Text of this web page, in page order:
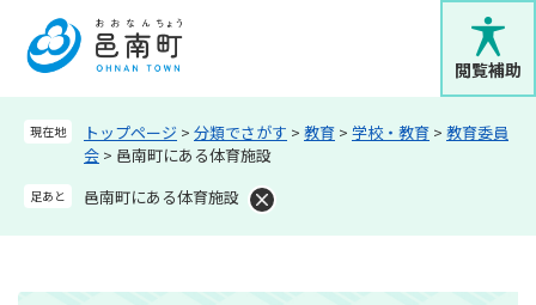
メニューを飛ばして本文へ
閲覧補助
現在地 トップページ > 分類でさがす > 教育 > 学校・教育 > 教育委員
会 > 邑南町にある体育施設
足あと 邑南町にある体育施設